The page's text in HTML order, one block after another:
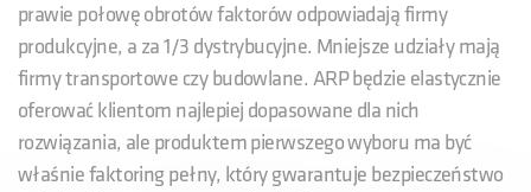
prawie połowę obrotów faktorów odpowiadają firmy
produkcyjne, a za 1/3 dystrybucyjne. Mniejsze udziały mają
firmy transportowe czy budowlane. ARP będzie elastycznie
oferować klientom najlepiej dopasowane dla nich
rozwiązania, ale produktem pierwszego wyboru ma być
właśnie faktoring pełny, który gwarantuje bezpieczeństwo